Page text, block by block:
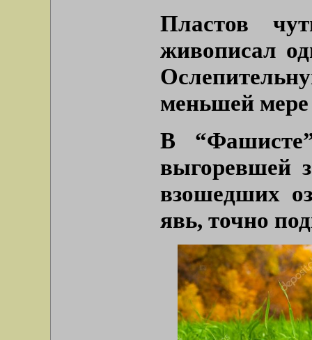
Пластов
живописал
меньшей мере
В
выгоревшей
взошедших
явь, точно